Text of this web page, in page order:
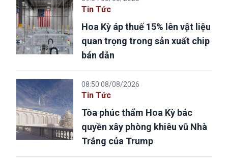
Tin Tức
Hoa Kỳ áp thuế 15% lên vật liệu
quan trọng trong sản xuất chip
bán dẫn
08:50 08/08/2026
Tin Tức
Tòa phúc thẩm Hoa Kỳ bác
quyền xây phòng khiêu vũ Nhà
Trắng của Trump